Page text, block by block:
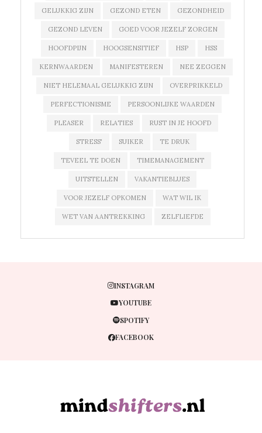
GELUKKIG ZIJN GEZOND ETEN GEZONDHEID
GEZOND LEVEN GOED VOOR JEZELF ZORGEN
HOOFDPIJN HOOGSENSITIEF HSP HSS
KERNWAARDEN MANIFESTEREN NEE ZEGGEN
NIET HELEMAAL GELUKKIG ZIJN OVERPRIKKELD
PERFECTIONISME PERSOONLIJKE WAARDEN
PLEASER RELATIES RUST IN JE HOOFD
STRESS' SUIKER TE DRUK
TEVEEL TE DOEN TIMEMANAGEMENT
UITSTELLEN VAKANTIEBLUES
VOOR JEZELF OPKOMEN WAT WIL IK
WET VAN AANTREKKING ZELFLIEFDE
INSTAGRAM
YOUTUBE
SPOTIFY
FACEBOOK